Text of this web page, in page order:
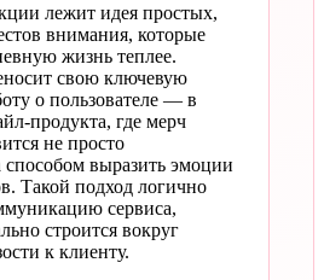
лежит идея простых,
внимания, которые
жизнь теплее.
свою ключевую
о пользователе — в
продукта, где мерч
не просто
выразить эмоции
Такой подход логично
сервиса,
строится вокруг
к клиенту.